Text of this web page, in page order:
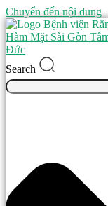
Chuyển đến nội dung
Search